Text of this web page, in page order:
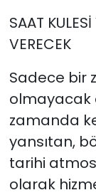
SAAT
VERECEK
Sadece bir
olmayacak
zamanda
yansıtan,
tarihi
olarak